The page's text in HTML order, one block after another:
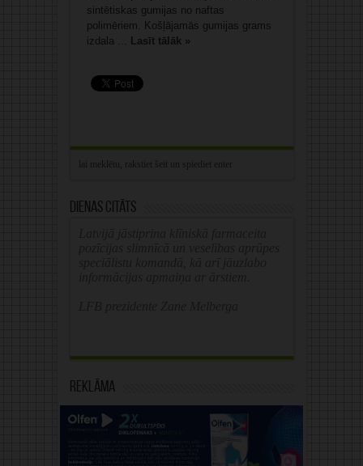
sintētiskas gumijas no naftas
polimēriem. Košļājamās gumijas grams
izdala ... Lasīt tālāk »
Dienas citāts
Reklāma